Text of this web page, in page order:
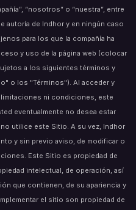
“nosotros” o “nuestra”, entre
autoría de Indhor y en ningún caso
para los que la compañía ha
y uso de la página web (colocar
a los siguientes términos y
o los "Términos"). Al acceder y
ni condiciones, este
eventualmente no desea estar
utilice este Sitio. A su vez, Indhor
y sin previo aviso, de modificar o
Este Sitio es propiedad de
intelectual, de operación, así
que contienen, de su apariencia y
el sitio son propiedad de